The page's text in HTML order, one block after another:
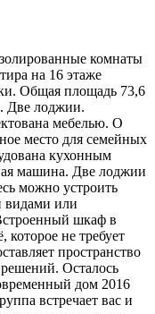
комнаты
на 16 этаже
Общая площадь 73,6
Две лоджии.
мебелью. О
место для семейных
кухонным
машина. Две лоджии
можно устроить
видами или
шкаф в
не требует
пространство
Осталось
дом 2016
встречает вас и